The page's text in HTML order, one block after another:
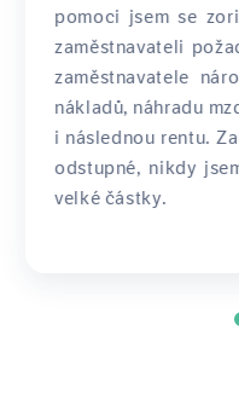
pomoci jsem se
zaměstnavateli
zaměstnavatele
nákladů, náhradu
i následnou rentu.
odstupné, nikdy
velké částky.